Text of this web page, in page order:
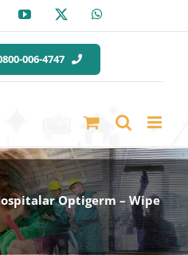
YouTube
006-4747
Optigerm – Wipe